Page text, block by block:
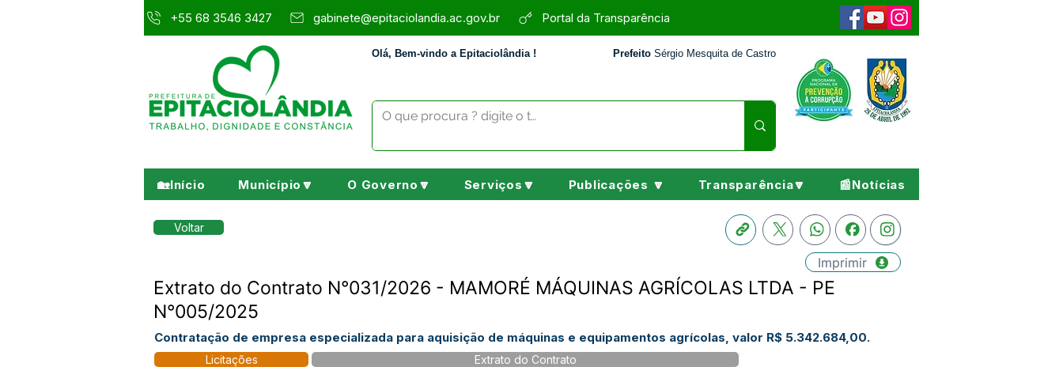
+55 68 3546 3427 gabinete@epitaciolandia.ac.gov.br Portal da Transparência
Olá, Bem-vindo a Epitaciolândia ! Prefeito Sérgio Mesquita de Castro
🏡Início Município🔽 O Governo🔽 Serviços🔽 Publicações 🔽 Transparência🔽 📰Notícias
Voltar
Imprimir
Extrato do Contrato N°031/2026 - MAMORÉ MÁQUINAS AGRÍCOLAS LTDA - PE
N°005/2025
Contratação de empresa especializada para aquisição de máquinas e equipamentos agrícolas, valor R$ 5.342.684,00.
Licitações Extrato do Contrato